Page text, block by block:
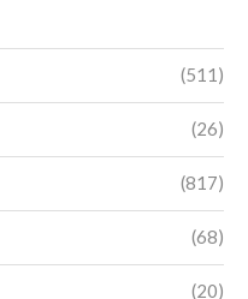
(511)
(26)
(817)
(68)
(20)